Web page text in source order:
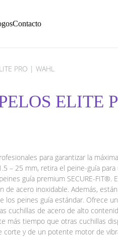
Contacto
PRO | WAHL
ELITE
para garantizar la
– 25 mm, retira el peine-guía
guía premium SECURE-FIT®.
acero inoxidable. Además,
los peines guía estándar. Ofrece
cuchillas de acero de alto
más tiempo que otras cuchillas
corte y de un potente motor de